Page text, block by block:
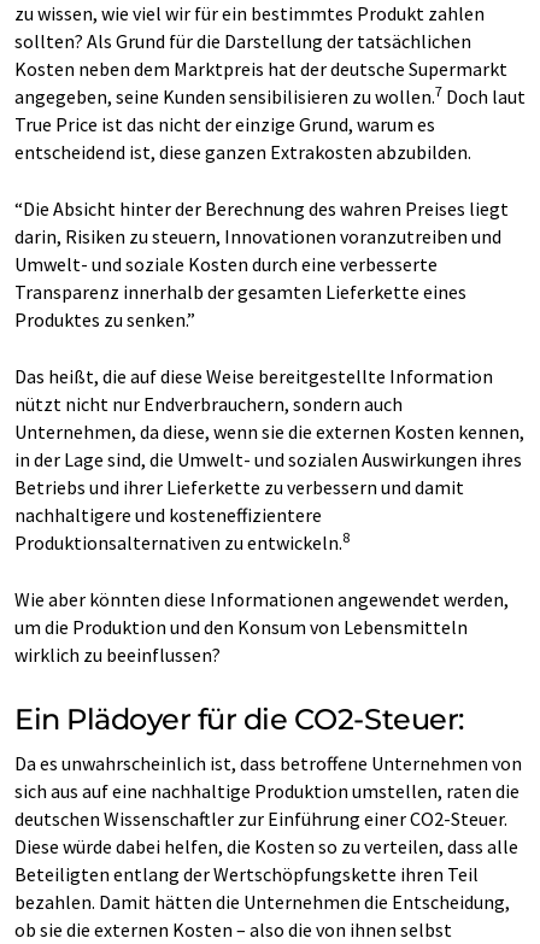
zu wissen, wie viel wir für ein bestimmtes Produkt zahlen
sollten? Als Grund für die Darstellung der tatsächlichen
Kosten neben dem Marktpreis hat der deutsche Supermarkt
angegeben, seine Kunden sensibilisieren zu wollen.7 Doch laut
True Price ist das nicht der einzige Grund, warum es
entscheidend ist, diese ganzen Extrakosten abzubilden.
“Die Absicht hinter der Berechnung des wahren Preises liegt
darin, Risiken zu steuern, Innovationen voranzutreiben und
Umwelt- und soziale Kosten durch eine verbesserte
Transparenz innerhalb der gesamten Lieferkette eines
Produktes zu senken.”
Das heißt, die auf diese Weise bereitgestellte Information
nützt nicht nur Endverbrauchern, sondern auch
Unternehmen, da diese, wenn sie die externen Kosten kennen,
in der Lage sind, die Umwelt- und sozialen Auswirkungen ihres
Betriebs und ihrer Lieferkette zu verbessern und damit
nachhaltigere und kosteneffizientere
Produktionsalternativen zu entwickeln.8
Wie aber könnten diese Informationen angewendet werden,
um die Produktion und den Konsum von Lebensmitteln
wirklich zu beeinflussen?
Ein Plädoyer für die CO2-Steuer:
Da es unwahrscheinlich ist, dass betroffene Unternehmen von
sich aus auf eine nachhaltige Produktion umstellen, raten die
deutschen Wissenschaftler zur Einführung einer CO2-Steuer.
Diese würde dabei helfen, die Kosten so zu verteilen, dass alle
Beteiligten entlang der Wertschöpfungskette ihren Teil
bezahlen. Damit hätten die Unternehmen die Entscheidung,
ob sie die externen Kosten – also die von ihnen selbst